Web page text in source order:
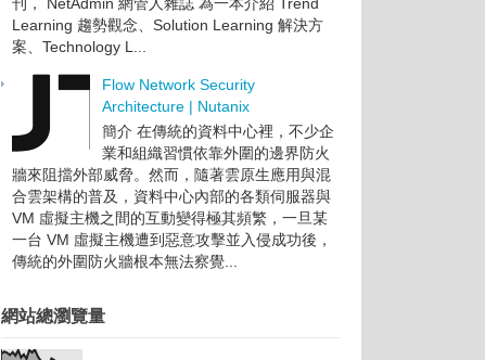
刊， NetAdmin 網管人雜誌 為一本介紹 Trend
Learning 趨勢觀念、Solution Learning 解決方
案、Technology L...
Flow Network Security
Architecture | Nutanix
簡介 在傳統的資料中心裡，不少企
業和組織習慣依靠外圍的邊界防火
牆來阻擋外部威脅。然而，隨著雲原生應用與混
合雲架構的普及，資料中心內部的各類伺服器與
VM 虛擬主機之間的互動變得極其頻繁，一旦某
一台 VM 虛擬主機遭到惡意攻擊並入侵成功後，
傳統的外圍防火牆根本無法察覺...
網站總瀏覽量